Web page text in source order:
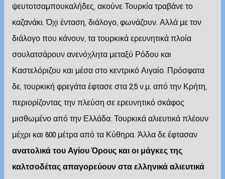
ψευτοτσαμπουκαλήδες, ακούνε Τουρκία τραβάνε το
καζανάκι. Όχι ένταση, διάλογο, φωνάζουν. Αλλά με τον
διάλογο που κάνουν, τα τουρκικά ερευνητικά πλοία
σουλατσάρουν ανενόχλητα μεταξύ Ρόδου και
Καστελόριζου και μέσα στο κεντρικό Αιγαίο. Πρόσφατα
δε, τουρκική φρεγάτα έφτασε στα 2,5 ν.μ. από την Κρήτη,
περιορίζοντας την πλεύση σε ερευνητικό σκάφος
μισθωμένο από την Ελλάδα. Τουρκικά αλιευτικά πλέουν
μέχρι και 600 μέτρα από τα Κύθηρα. Άλλα δε έφτασαν
ανατολικά του Αγίου Όρους και οι μάγκες της
καλτσοδέτας απαγορεύουν στα ελληνικά αλιευτικά